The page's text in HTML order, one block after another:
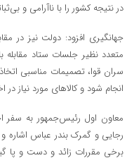
در نتیجه کشور را با ناآرامی و
جهانگیری افزود: دولت نیز در
متعدد نظیر جلسات ستاد
سران قوا، تصمیمات مناسبی
انجام شود و کالاهای مورد نیاز در
معاون اول رئیس‌جمهور به سفر
رجایی و گمرک بندر عباس اشاره
برخی مقررات زائد و دست و پا